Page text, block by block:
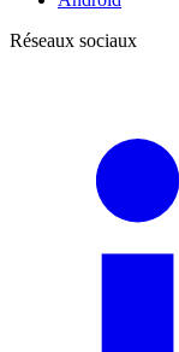
Réseaux sociaux